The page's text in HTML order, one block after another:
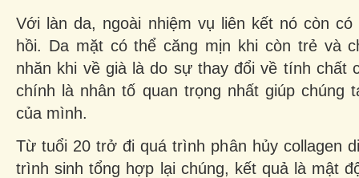
Với làn da, ngoài nhiệm vụ liên kết nó còn
hồi. Da mặt có thể căng mịn khi còn trẻ và
nhăn khi về già là do sự thay đổi về tính chất
chính là nhân tố quan trọng nhất giúp chúng
của mình.
Từ tuổi 20 trở đi quá trình phân hủy collagen
trình sinh tổng hợp lại chúng, kết quả là mật